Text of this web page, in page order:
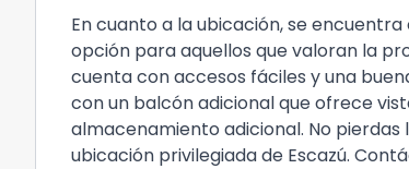
En cuanto a la ubicación, se
opción para aquellos que valoran la
cuenta con accesos fáciles y una
con un balcón adicional que ofrece
almacenamiento adicional. No
ubicación privilegiada de Escazú.